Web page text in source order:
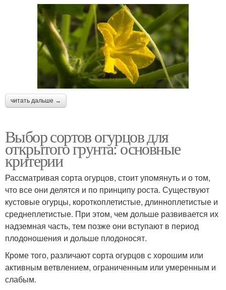
читать дальше →
Выбор сортов огурцов для
открытого грунта: основные
критерии
Рассматривая сорта огурцов, стоит упомянуть и о том,
что все они делятся и по принципу роста. Существуют
кустовые огурцы, короткоплетистые, длинноплетистые и
среднеплетистые. При этом, чем дольше развивается их
надземная часть, тем позже они вступают в период
плодоношения и дольше плодоносят.
Кроме того, различают сорта огурцов с хорошим или
активным ветвлением, ограниченным или умеренным и
слабым.